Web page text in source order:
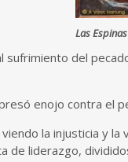
Las
sufrimiento del
enojo contra el
la injusticia y
liderazgo,